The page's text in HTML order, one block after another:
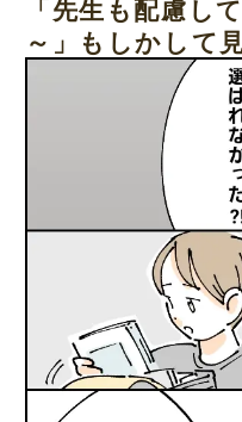
「先生も配慮し
～」もしかして